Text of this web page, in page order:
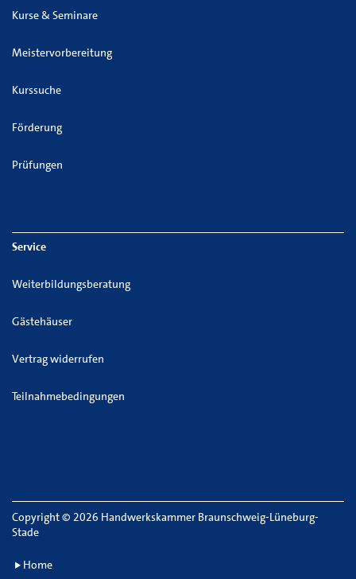
Kurse & Seminare
Meistervorbereitung
Kurssuche
Förderung
Prüfungen
Service
Weiterbildungsberatung
Gästehäuser
Vertrag widerrufen
Teilnahmebedingungen
Copyright© 2026 Handwerkskammer Braunschweig-Lüneburg-
Stade
Home